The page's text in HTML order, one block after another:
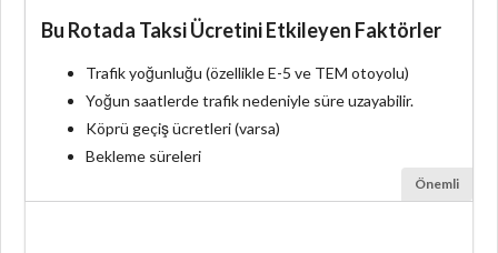
Bu Rotada Taksi Ücretini Etkileyen Faktörler
Trafik yoğunluğu (özellikle E-5 ve TEM otoyolu)
Yoğun saatlerde trafik nedeniyle süre uzayabilir.
Köprü geçiş ücretleri (varsa)
Bekleme süreleri
Önemli